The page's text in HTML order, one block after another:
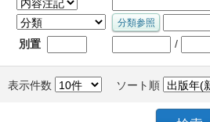
別置 /
表示件数 ソート順